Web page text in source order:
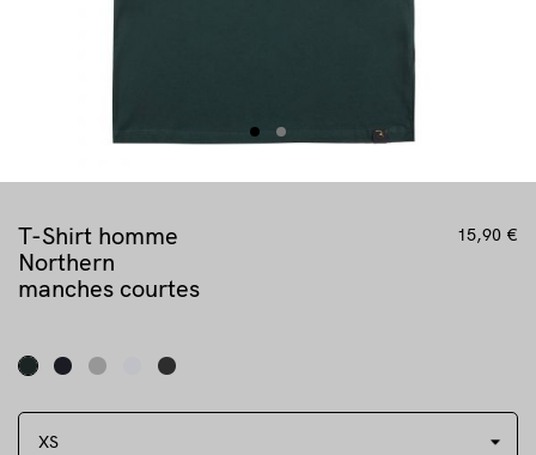
T-Shirt homme
Northern
manches courtes
15,90 €